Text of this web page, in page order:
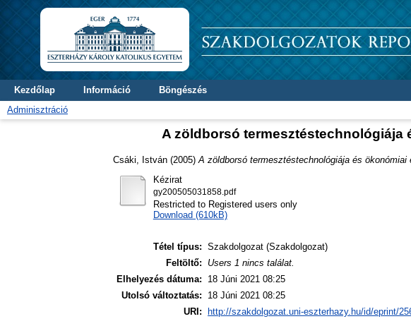
Kezdőlap Információ
Böngészés
Adminisztráció
A zöldborsó termesztéstechnológiája
Csáki, István (2005) A zöldborsó termesztéstechnológiája és
Kézirat
gy200505031858.pdf
Restricted to Registered users only
Download (610kB)
Tétel típus: Szakdolgozat (Szakdolgozat)
Feltöltő:
Users 1 nincs találat.
Elhelyezés dátuma:
18 Júni 2021 08:25
Utolsó változtatás:
18 Júni 2021 08:25
URI:
http://szakdolgozat.uni-eszterhazy.hu/id/eprint/